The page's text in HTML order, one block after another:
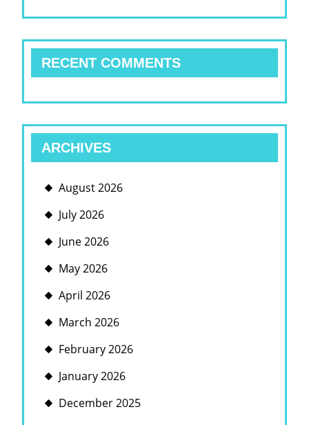
RECENT COMMENTS
ARCHIVES
August 2026
July 2026
June 2026
May 2026
April 2026
March 2026
February 2026
January 2026
December 2025